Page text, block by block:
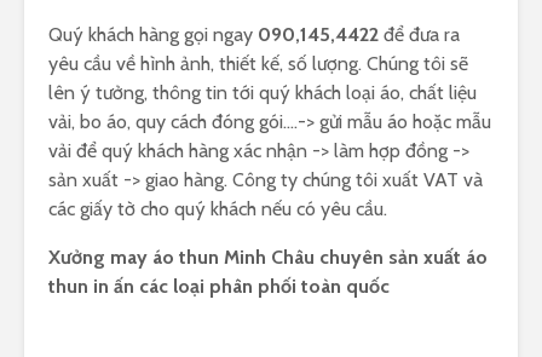
Quý khách hàng gọi ngay 090,145,4422 để đưa ra
yêu cầu về hình ảnh, thiết kế, số lượng. Chúng tôi sẽ
lên ý tưởng, thông tin tới quý khách loại áo, chất liệu
vải, bo áo, quy cách đóng gói….-> gửi mẫu áo hoặc mẫu
vải để quý khách hàng xác nhận -> làm hợp đồng ->
sản xuất -> giao hàng. Công ty chúng tôi xuất VAT và
các giấy tờ cho quý khách nếu có yêu cầu.
Xưởng may áo thun Minh Châu chuyên sản xuất áo
thun in ấn các loại phân phối toàn quốc